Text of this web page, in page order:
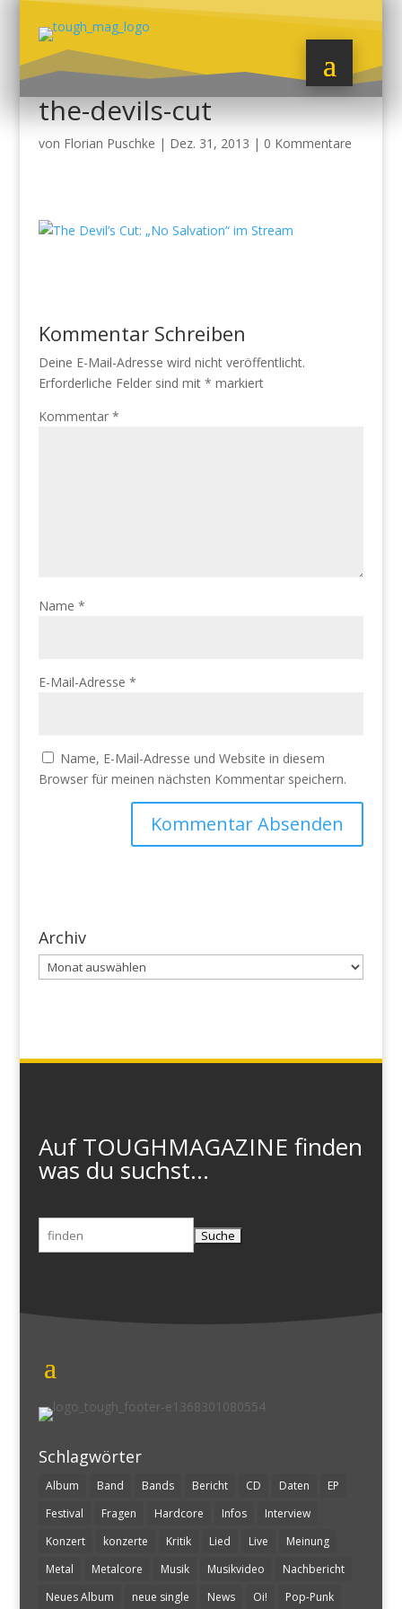
the-devils-cut
von Florian Puschke | Dez. 31, 2013 | 0 Kommentare
Kommentar Schreiben
Deine E-Mail-Adresse wird nicht veröffentlicht.
Erforderliche Felder sind mit * markiert
Kommentar *
Name *
E-Mail-Adresse *
Name, E-Mail-Adresse und Website in diesem
Browser für meinen nächsten Kommentar speichern.
Archiv
Archiv
Auf TOUGHMAGAZINE finden
was du suchst...
Suchen
nach:
Schlagwörter
Album Band Bands Bericht CD Daten
EP
Festival
Fragen Hardcore Infos
Interview
Konzert
konzerte Kritik Lied Live
Meinung
Metal
Metalcore Musik Musikvideo
Nachbericht
Neues Album
neue single News Oi! Pop-Punk